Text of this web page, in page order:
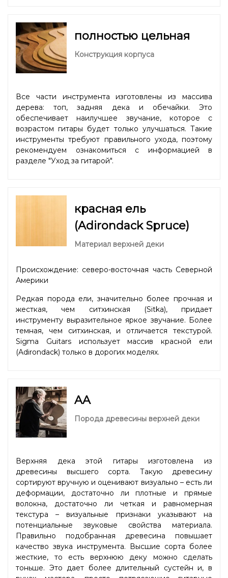
полностью цельная
Конструкция корпуса
Все части инструмента изготовлены из массива
дерева: топ, задняя дека и обечайки. Это
обеспечивает наилучшее звучание, которое с
возрастом гитары будет только улучшаться. Такие
инструменты требуют правильного ухода, поэтому
рекомендуем ознакомиться с информацией в
разделе "Уход за гитарой".
красная ель
(Adirondack Spruce)
Материал верхней деки
Происхождение: северо-восточная часть Северной
Америки
Редкая порода ели, значительно более прочная и
жесткая, чем ситхинская (Sitka), придает
инструменту выразительное яркое звучание. Более
темная, чем ситхинская, и отличается текстурой.
Sigma Guitars использует массив красной ели
(Adirondack) только в дорогих моделях.
AA
Порода древесины верхней деки
Верхняя дека этой гитары изготовлена из
древесины высшего сорта. Такую древесину
сортируют вручную и оценивают визуально – есть ли
деформации, достаточно ли плотные и прямые
волокна, достаточно ли четкая и равномерная
текстура – визуальные признаки указывают на
потенциальные звуковые свойства материала.
Правильно подобранная древесина повышает
качество звука инструмента. Высшие сорта более
жесткие, то есть верхнюю деку можно сделать
тоньше. Это дает более длительный сустейн и, в